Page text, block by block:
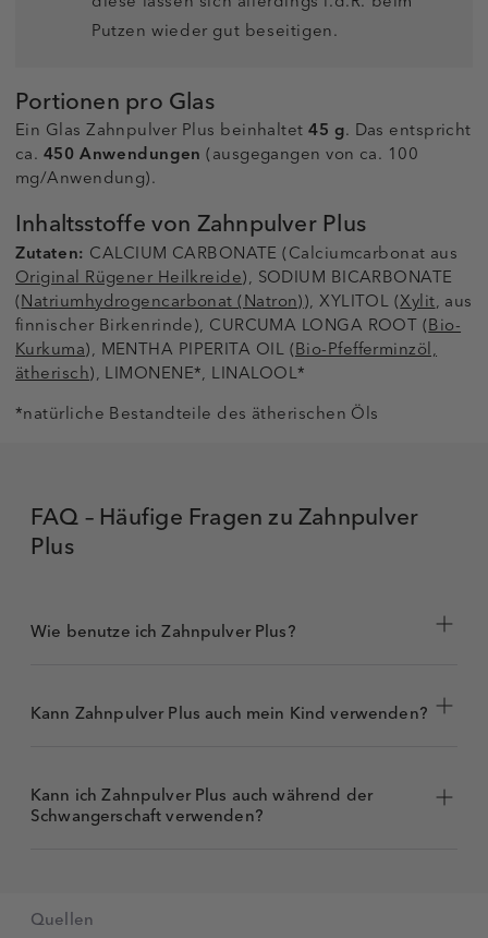
Putzen wieder gut beseitigen.
Portionen pro Glas
Ein Glas Zahnpulver Plus beinhaltet45 g. Das entspricht
ca. 450 Anwendungen (ausgegangen von ca. 100
mg/Anwendung).
Inhaltsstoffe von Zahnpulver Plus
Zutaten: CALCIUM CARBONATE (Calciumcarbonat aus
Original Rügener Heilkreide), SODIUM BICARBONATE
(Natriumhydrogencarbonat (Natron)), XYLITOL (Xylit, aus
finnischer Birkenrinde), CURCUMA LONGA ROOT (Bio-
Kurkuma), MENTHA PIPERITA OIL (Bio-Pfefferminzöl,
ätherisch), LIMONENE*, LINALOOL*
*natürliche Bestandteile des ätherischen Öls
FAQ – Häufige Fragen zu Zahnpulver
Plus
Wie benutze ich Zahnpulver Plus?
Kann Zahnpulver Plus auch mein Kind verwenden?
Kann ich Zahnpulver Plus auch während der
Schwangerschaft verwenden?
Quellen